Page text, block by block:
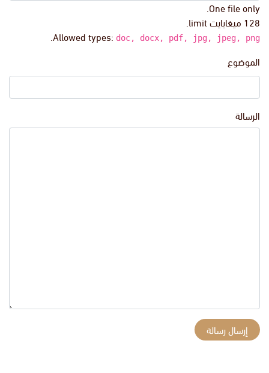
One file only.
128 ميغابايت limit.
Allowed types: doc, docx, pdf, jpg, jpeg, png
الموضوع
الرسالة
إرسال رسالة